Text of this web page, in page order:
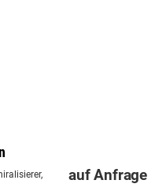
auf Anfrage